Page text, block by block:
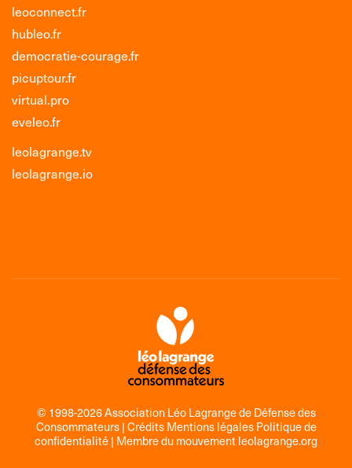
leoconnect.fr
hubleo.fr
democratie-courage.fr
picuptour.fr
virtual.pro
eveleo.fr
leolagrange.tv
leolagrange.io
© 1998-2026 Association Léo Lagrange de Défense des
Consommateurs |Crédits Mentions légales Politique de
confidentialité| Membre du mouvementleolagrange.org